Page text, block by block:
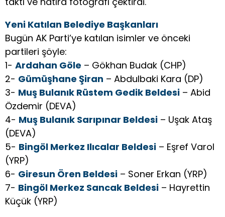
Yeni Katılan Belediye Başkanları
Bugün AK Parti’ye katılan isimler ve önceki
partileri şöyle:
1- Ardahan Göle – Gökhan Budak (CHP)
2- Gümüşhane Şiran – Abdulbaki Kara (DP)
3- Muş Bulanık Rüstem Gedik Beldesi – Abid
Özdemir (DEVA)
4- Muş Bulanık Sarıpınar Beldesi – Uşak Ataş
(DEVA)
5- Bingöl Merkez Ilıcalar Beldesi – Eşref Varol
(YRP)
6- Giresun Ören Beldesi – Soner Erkan (YRP)
7- Bingöl Merkez Sancak Beldesi – Hayrettin
Küçük (YRP)